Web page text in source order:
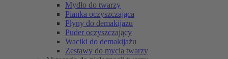
Mydło do twarzy
Pianka oczyszczająca
Płyny do demakijażu
Puder oczyszczający
Waciki do demakijażu
Zestawy do mycia twarzy